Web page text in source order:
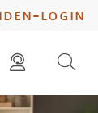
login